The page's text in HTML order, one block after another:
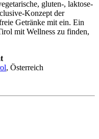
gluten-, laktose-
Konzept der
Getränke mit ein. Ein
mit Wellness zu finden,
, Österreich